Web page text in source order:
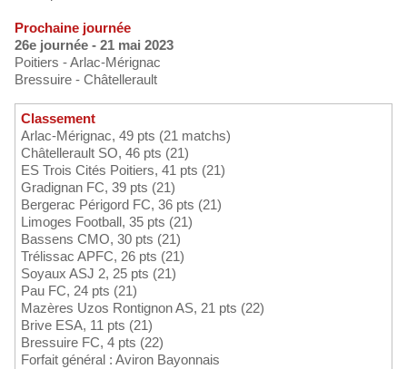
Prochaine journée
26e journée - 21 mai 2023
Poitiers - Arlac-Mérignac
Bressuire - Châtellerault
Classement
Arlac-Mérignac, 49 pts (21 matchs)
Châtellerault SO, 46 pts (21)
ES Trois Cités Poitiers, 41 pts (21)
Gradignan FC, 39 pts (21)
Bergerac Périgord FC, 36 pts (21)
Limoges Football, 35 pts (21)
Bassens CMO, 30 pts (21)
Trélissac APFC, 26 pts (21)
Soyaux ASJ 2, 25 pts (21)
Pau FC, 24 pts (21)
Mazères Uzos Rontignon AS, 21 pts (22)
Brive ESA, 11 pts (21)
Bressuire FC, 4 pts (22)
Forfait général : Aviron Bayonnais